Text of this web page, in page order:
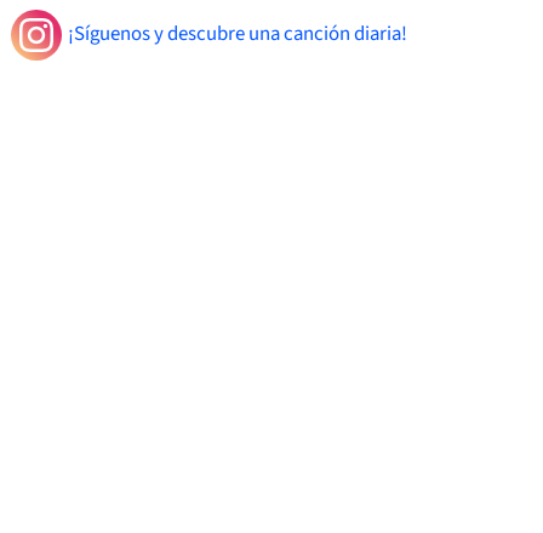
¡Síguenos y descubre una canción diaria!